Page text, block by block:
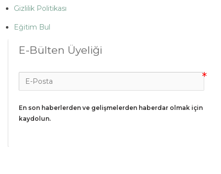
Gizlilik Politikası
Eğitim Bul
E-Bülten Üyeliği
En son haberlerden ve gelişmelerden haberdar olmak için
kaydolun.